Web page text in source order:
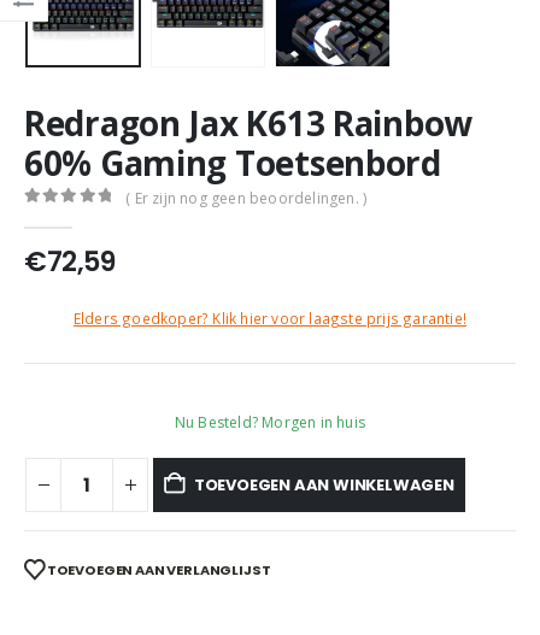
Redragon Jax K613 Rainbow
60% Gaming Toetsenbord
( Er zijn nog geen beoordelingen. )
€72,59
Elders goedkoper? Klik hier voor laagste prijs garantie!
Nu Besteld? Morgen in huis
TOEVOEGEN AAN WINKELWAGEN
TOEVOEGEN AAN VERLANGLIJST